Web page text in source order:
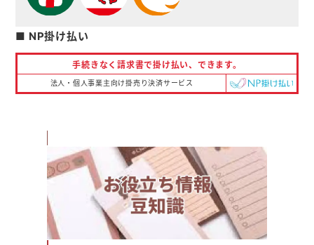
■ NP掛け払い
手続きなく請求書で掛け払い、 できます。
法人・個人事業主向け掛売り決済サービス